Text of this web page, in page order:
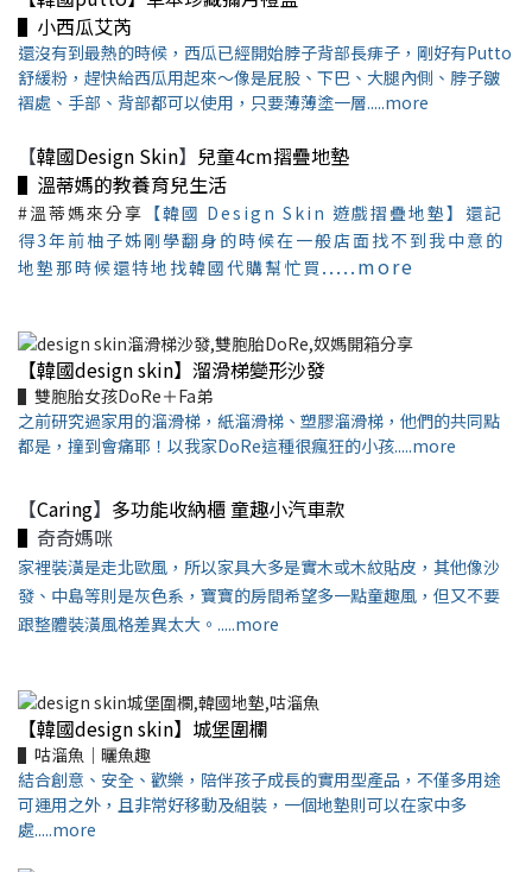
▌小西瓜艾芮
還沒有到最熱的時候，西瓜已經開始脖子背部長痱子，剛好有Putto
舒緩粉，趕快給西瓜用起來～像是屁股、下巴、大腿內側、脖子皺
褶處、手部、背部都可以使用，只要薄薄塗一層.....more
【韓國Design Skin】 兒童4cm摺疊地墊
▌ 溫蒂媽的教養育兒生活
#溫蒂媽來分享 【韓國 Design Skin 遊戲摺疊地墊】 還記
得3年前柚子姊剛學翻身的時候在一般店面找不到我中意的
地墊那時候還特地找韓國代購幫忙買 .....more
【韓國design skin】溜滑梯變形沙發
▌雙胞胎女孩DoRe＋Fa弟
之前研究過家用的溜滑梯，紙溜滑梯、塑膠溜滑梯，他們的共同點
都是，撞到會痛耶！以我家DoRe這種很瘋狂的小孩.....more
【Caring】 多功能收納櫃 童趣小汽車款
▌ 奇奇媽咪
家裡裝潢是走北歐風，所以家具大多是實木或木紋貼皮，其他像沙
發、中島等則是灰色系，寶寶的房間希望多一點童趣風，但又不要
跟整體裝潢風格差異太大。 .....more
【韓國design skin】城堡圍欄
▌咕溜魚｜曬魚趣
結合創意、安全、歡樂，陪伴孩子成長的實用型產品，不僅多用途
可運用之外，且非常好移動及組裝，一個地墊則可以在家中多
處.....more